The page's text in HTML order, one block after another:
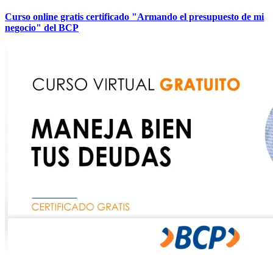
Curso online gratis certificado "Armando el presupuesto de mi
negocio" del BCP